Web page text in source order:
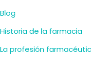
Blog
Historia de la farmacia
La profesión